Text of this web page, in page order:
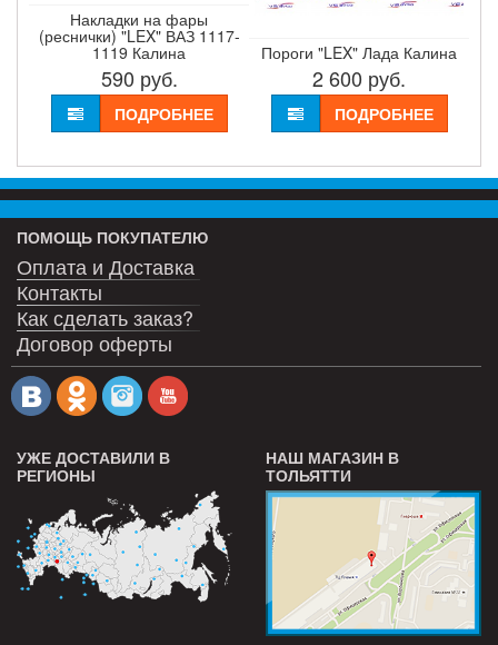
Накладки на фары
(реснички) "LEX" ВАЗ 1117-
1119 Калина
590 руб.
ПОДРОБНЕЕ
Пороги "LEX" Лада Калина
2 600 руб.
ПОДРОБНЕЕ
ПОМОЩЬ ПОКУПАТЕЛЮ
Оплата и Доставка
Контакты
Как сделать заказ?
Договор оферты
УЖЕ ДОСТАВИЛИ В
РЕГИОНЫ
НАШ МАГАЗИН В
ТОЛЬЯТТИ